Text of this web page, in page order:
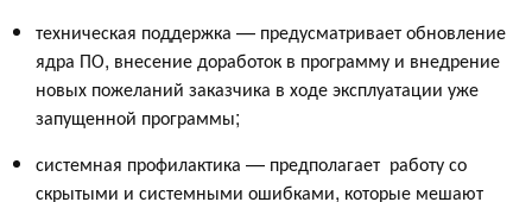
техническая поддержка — предусматривает обновление
ядра ПО, внесение доработок в программу и внедрение
новых пожеланий заказчика в ходе эксплуатации уже
запущенной программы;
системная профилактика — предполагает работу со
скрытыми и системными ошибками, которые мешают